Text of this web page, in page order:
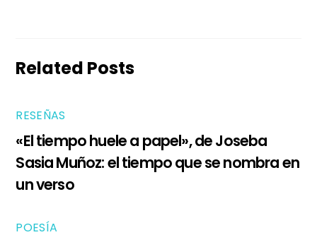
Related Posts
RESEÑAS
«El tiempo huele a papel», de Joseba
Sasia Muñoz: el tiempo que se nombra en
un verso
POESÍA